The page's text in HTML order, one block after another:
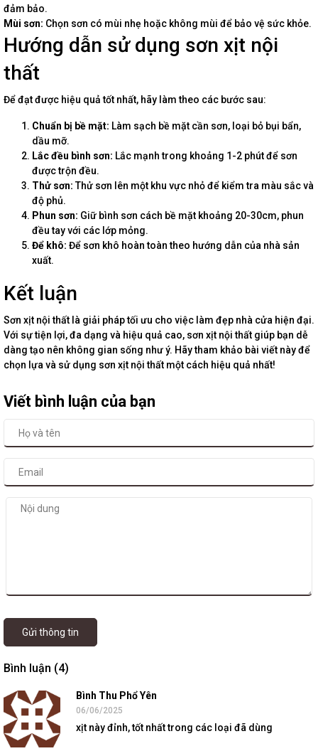
đảm bảo.
Mùi sơn: Chọn sơn có mùi nhẹ hoặc không mùi để bảo vệ sức khỏe.
Hướng dẫn sử dụng sơn xịt nội
thất
Để đạt được hiệu quả tốt nhất, hãy làm theo các bước sau:
Chuẩn bị bề mặt: Làm sạch bề mặt cần sơn, loại bỏ bụi bẩn,
dầu mỡ.
Lắc đều bình sơn: Lắc mạnh trong khoảng 1-2 phút để sơn
được trộn đều.
Thử sơn:Thử sơn lên một khu vực nhỏ để kiểm tra màu sắc và
độ phủ.
Phun sơn: Giữ bình sơn cách bề mặt khoảng 20-30cm, phun
đều tay với các lớp mỏng.
Để khô: Để sơn khô hoàn toàn theo hướng dẫn của nhà sản
xuất.
Kết luận
Sơn xịt nội thất là giải pháp tối ưu cho việc làm đẹp nhà cửa hiện đại.
Với sự tiện lợi, đa dạng và hiệu quả cao, sơn xịt nội thất giúp bạn dễ
dàng tạo nên không gian sống như ý. Hãy tham khảo bài viết này để
chọn lựa và sử dụng sơn xịt nội thất một cách hiệu quả nhất!
Viết bình luận của bạn
Gửi thông tin
Bình luận (4)
Bình Thu Phổ Yên
06/06/2025
xịt này đỉnh, tốt nhất trong các loại đã dùng